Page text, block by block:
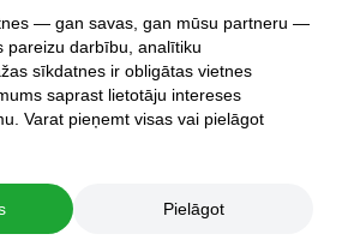
— gan savas, gan mūsu partneru —
pareizu darbību, analītiku
sīkdatnes ir obligātas vietnes
saprast lietotāju intereses
Varat pieņemt visas vai pielāgot
Pielāgot